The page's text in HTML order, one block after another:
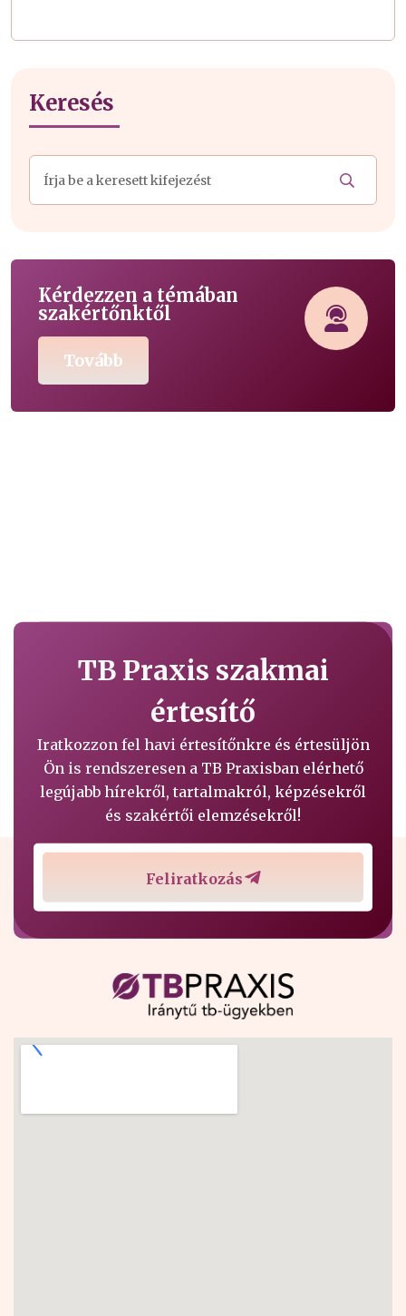
Keresés
Kérdezzen a témában
szakértőnktől
Tovább
TB Praxis szakmai
értesítő
Iratkozzon fel havi értesítőnkre és értesüljön
Ön is rendszeresen a TB Praxisban elérhető
legújabb hírekről, tartalmakról, képzésekről
és szakértői elemzésekről!
Feliratkozás